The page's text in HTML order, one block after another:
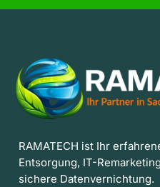
RAMATECH ist Ihr
Entsorgung, IT-
sichere Datenvernichtung.